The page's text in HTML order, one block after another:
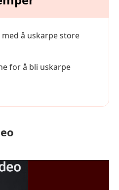
å uskarpe store
for å bli uskarpe